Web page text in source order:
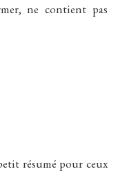
ne contient pas
résumé pour ceux